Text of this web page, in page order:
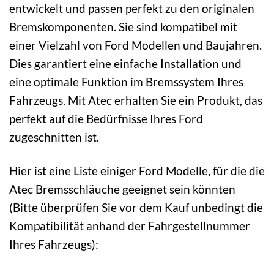
entwickelt und passen perfekt zu den originalen
Bremskomponenten. Sie sind kompatibel mit
einer Vielzahl von Ford Modellen und Baujahren.
Dies garantiert eine einfache Installation und
eine optimale Funktion im Bremssystem Ihres
Fahrzeugs. Mit Atec erhalten Sie ein Produkt, das
perfekt auf die Bedürfnisse Ihres Ford
zugeschnitten ist.
Hier ist eine Liste einiger Ford Modelle, für die die
Atec Bremsschläuche geeignet sein könnten
(Bitte überprüfen Sie vor dem Kauf unbedingt die
Kompatibilität anhand der Fahrgestellnummer
Ihres Fahrzeugs):